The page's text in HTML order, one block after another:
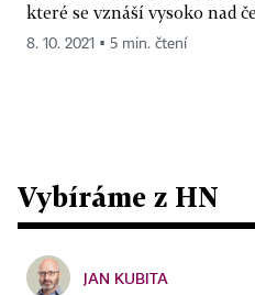
které se vznáší vysoko nad
8. 10. 2021 ▪ 5 min. čtení
Vybíráme z HN
JAN KUBITA